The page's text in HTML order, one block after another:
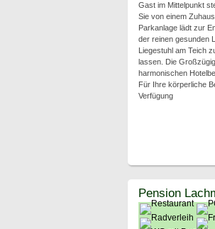
Gast im Mittelpunkt
Sie von einem
Parkanlage lädt zur
der reinen gesunden
Liegestuhl am Teich
lassen. Die
harmonischen
Für Ihre körperliche
Verfügung
Pension